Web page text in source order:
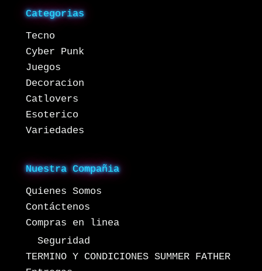
Categorias
Tecno
Cyber Punk
Juegos
Decoracion
Catlovers
Esoterico
Variedades
Nuestra Compañia
Quienes Somos
Contáctenos
Compras en linea
Seguridad
TERMINO Y CONDICIONES SUMMER FATHER